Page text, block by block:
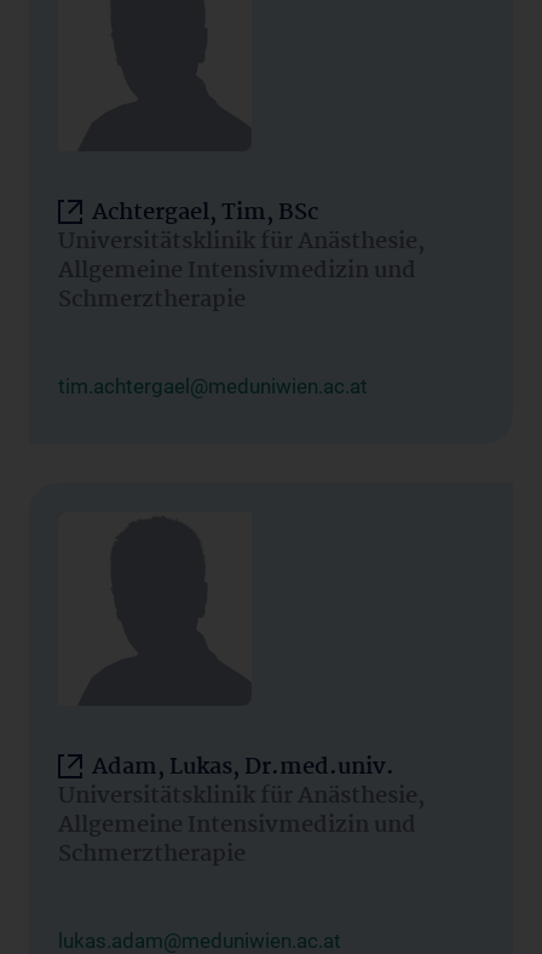
Achtergael, Tim, BSc
Universitätsklinik für Anästhesie,
Allgemeine Intensivmedizin und
Schmerztherapie
tim.achtergael@meduniwien.ac.at
Adam, Lukas, Dr.med.univ.
Universitätsklinik für Anästhesie,
Allgemeine Intensivmedizin und
Schmerztherapie
lukas.adam@meduniwien.ac.at